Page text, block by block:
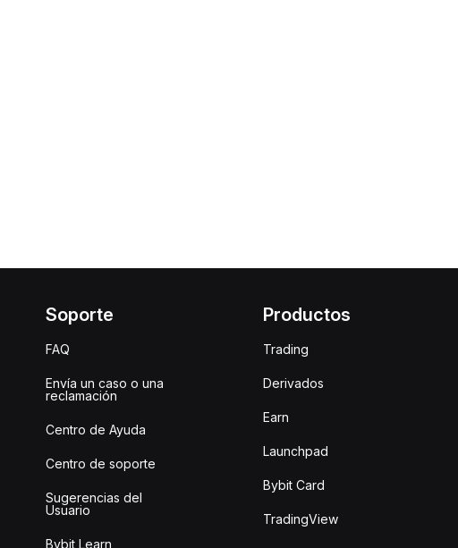
Soporte
FAQ
Envía un caso o una
reclamación
Centro de Ayuda
Centro de soporte
Sugerencias del
Usuario
Bybit Learn
Productos
Trading
Derivados
Earn
Launchpad
Bybit Card
TradingView